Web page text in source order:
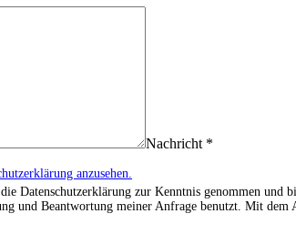
Nachricht *
anzusehen.
Datenschutzerklärung zur Kenntnis genommen und
und Beantwortung meiner Anfrage benutzt. Mit